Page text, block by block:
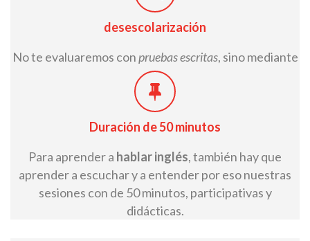
desescolarización
No te evaluaremos conpruebas escritas, sino mediante
participación y desempeñoconversacional durante la
sesión.
Duración de 50 minutos
Para aprender a hablar inglés, también hay que
aprender a escuchar y a entender por eso nuestras
sesiones con de 50 minutos, participativas y
didácticas.